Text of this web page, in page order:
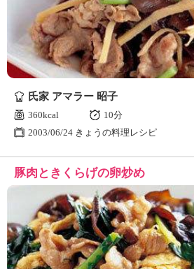
氏家 アマラー 昭子
360kcal
10分
2003/06/24 きょうの料理レシピ
豚肉ときくらげの卵炒め